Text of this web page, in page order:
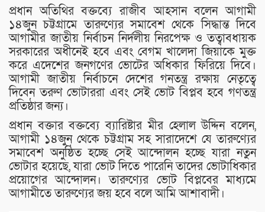
প্রধান অতিথির বক্তব্যে রাজীব আহসান বলেন আগামী
১৪জুন চট্টগ্রামে তারুণ্যের সমাবেশ থেকে সিদ্ধান্ত দিবে
আগামীর জাতীয় নির্বাচন নির্দলীয় নিরপেক্ষ ও তত্বাবধায়ক
সরকারের অধীনেই হবে এবং বেগম খালেদা জিয়াকে মুক্ত
করে এদেশের জনগণের ভোটের অধিকার ফিরিয়ে দিবে।
আগামী জাতীয় নির্বাচনে দেশের গনতন্ত্র রক্ষায় নেতৃত্বে
দিবেন তরুণ ভোটাররা এবং সেই ভোট বিপ্লব হবে গণতন্ত্র
প্রতিষ্ঠার জন্য।
প্রধান বক্তার বক্তব্যে ব্যারিষ্টার মীর হেলাল উদ্দিন বলেন,
আগামী ১৪জুন থেকে চট্টগ্রাম সহ সারাদেশে যে তারুণ্যের
সমাবেশ অনুষ্ঠিত হচ্ছে সেই আন্দোলন হচ্ছে যারা নতুন
ভোটার হয়েছে, যারা ভোট দিতে পারেনি তাদের ভোটাধিকার
প্রয়োগের আন্দোলন। তারুণ্যের ভোট বিপ্লবের মাধ্যমে
আগামীতে তারুণ্যের জয় হবে বলে আমি আশাবাদী।